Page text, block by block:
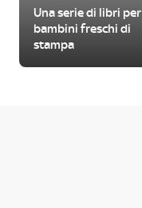
Una serie di libri per
bambini freschi di
stampa